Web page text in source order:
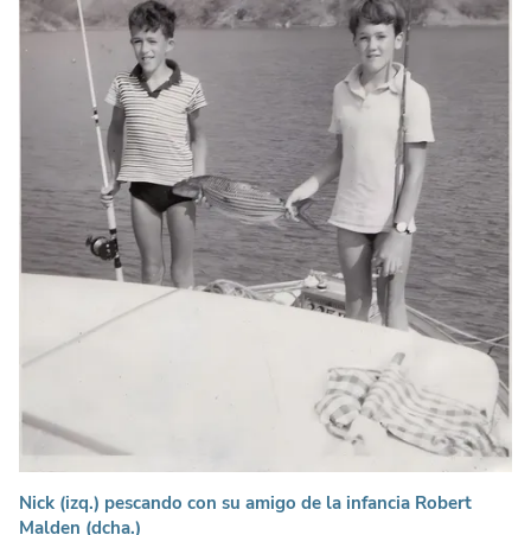
Nick (izq.) pescando con su amigo de la infancia Robert
Malden (dcha.)